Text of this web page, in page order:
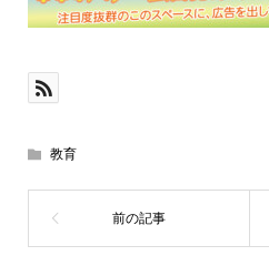
教育